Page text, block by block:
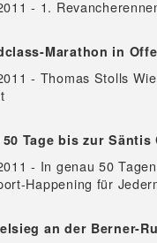
- 1.
Marathon in
- Thomas Stolls
50 Tage bis zur Säntis
- In genau 50
Happening für
an der Berner-